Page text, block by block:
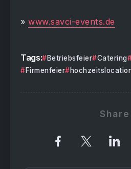
» www.savci-events.de
Tags: Betriebsfeier Catering
Firmenfeier
Share